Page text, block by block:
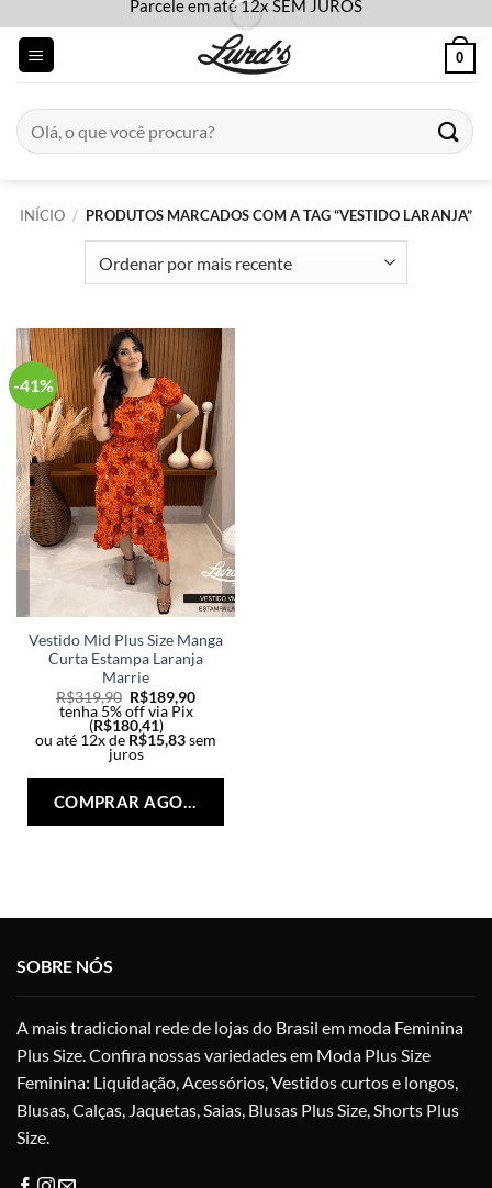
content
Parcele em até 12x SEM JUROS
0
Pesquisar
por:
INÍCIO / PRODUTOS MARCADOS COM A TAG “VESTIDO LARANJA”
-41%
Vestido Mid Plus Size Manga
Curta Estampa Laranja
Marrie
R$319,90 R$189,90
tenha 5% off via Pix
(R$180,41)
ou até 12x de R$15,83sem
juros
COMPRAR AGORA
página
do
SOBRE NÓS
A mais tradicional rede de lojas do Brasil em moda Feminina
Plus Size. Confira nossas variedades em Moda Plus Size
Feminina: Liquidação, Acessórios, Vestidos curtos e longos,
Blusas, Calças, Jaquetas, Saias, Blusas Plus Size, Shorts Plus
Size.